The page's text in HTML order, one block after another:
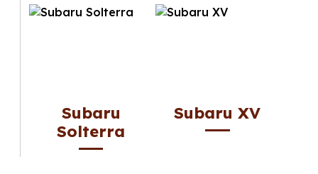
Subaru
Solterra
Subaru XV